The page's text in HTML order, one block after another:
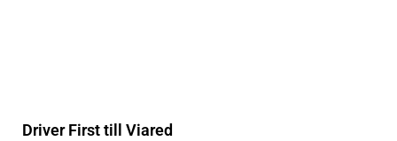
Driver First till Viared